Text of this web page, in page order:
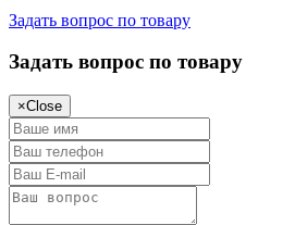
Задать вопрос по товару
Задать вопрос по товару
×Close